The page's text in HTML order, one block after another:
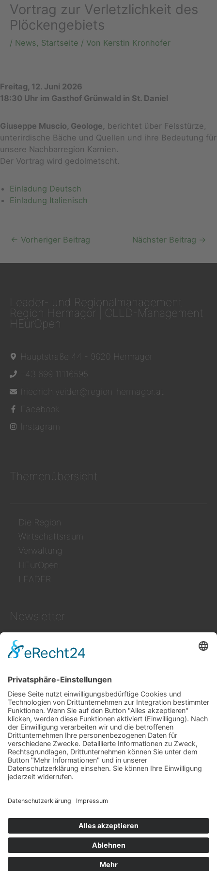
Vortrag zur Verletzlichkeit des
Plöckengebiets
/ News, Startseite / Von Kerstin Kronhofer
Freitag, 12. Juni 2026
18:30 Uhr im Gasthof Grünwald in St. Daniel
Giuseppe Muscio, Geologe, berichtet über Felsstürze,
unterirdische Bäche und Quellen und ihre Bedeutung für
unsere Nachbarregion Karnien.
Der Vortrag wird gedolmetscht.
Einladung Deutsch
Einladung Italienisch
← Vorheriger Beitrag Nächster Beitrag →
Leader- und Regionalmanagement
Region Hermagor | CLLD-Management
HEurOpen
Hauptstraße 44 - 9620 Hermagor
+43 699 11116595
friedrich.veider@region-hermagor.at
Facebook
Instagram
Themenübersicht
Die Region
Wirtschaftsraum
Verwaltung
HEurOpen
LEADER
Newsletter
Zum NEWSLETTER der LAG Region Hermagor
Creativomedia GmbH
Impressum
Datenschutzerklärung